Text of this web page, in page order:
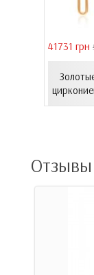
41731 грн
Отзывы